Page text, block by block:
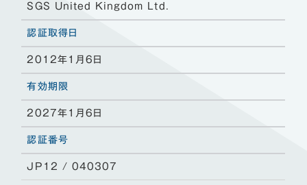
SGS United Kingdom Ltd.
認証取得日
2012年1月6日
有効期限
2027年1月6日
認証番号
JP12 / 040307